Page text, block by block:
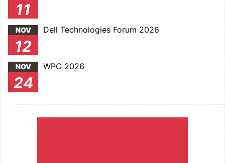
11
NOV
12
Dell Technologies Forum 2026
NOV
24
WPC 2026